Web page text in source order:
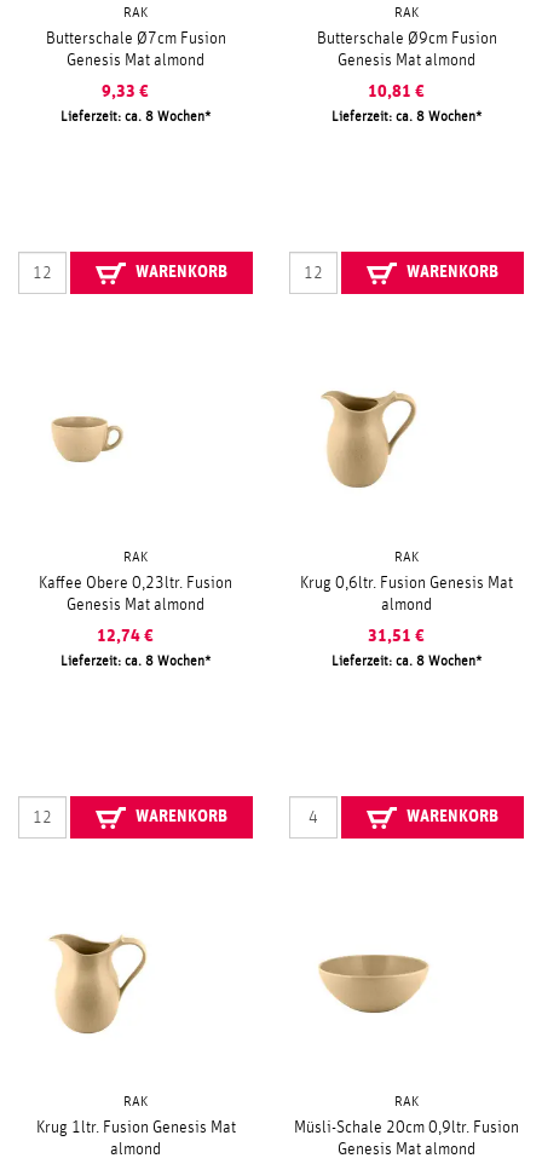
RAK
Butterschale Ø7cm Fusion
Genesis Mat almond
9,33 €
Lieferzeit: ca. 8 Wochen
WARENKORB
RAK
Butterschale Ø9cm Fusion
Genesis Mat almond
10,81 €
Lieferzeit: ca. 8 Wochen
WARENKORB
RAK
Kaffee Obere 0,23ltr. Fusion
Genesis Mat almond
12,74 €
Lieferzeit: ca. 8 Wochen
WARENKORB
RAK
Krug 0,6ltr. Fusion Genesis Mat
almond
31,51 €
Lieferzeit: ca. 8 Wochen
WARENKORB
RAK
Krug 1ltr. Fusion Genesis Mat
almond
RAK
Müsli-Schale 20cm 0,9ltr. Fusion
Genesis Mat almond